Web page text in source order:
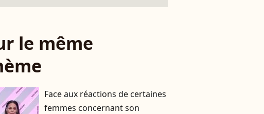
le même
Face aux réactions de certaines
femmes concernant son